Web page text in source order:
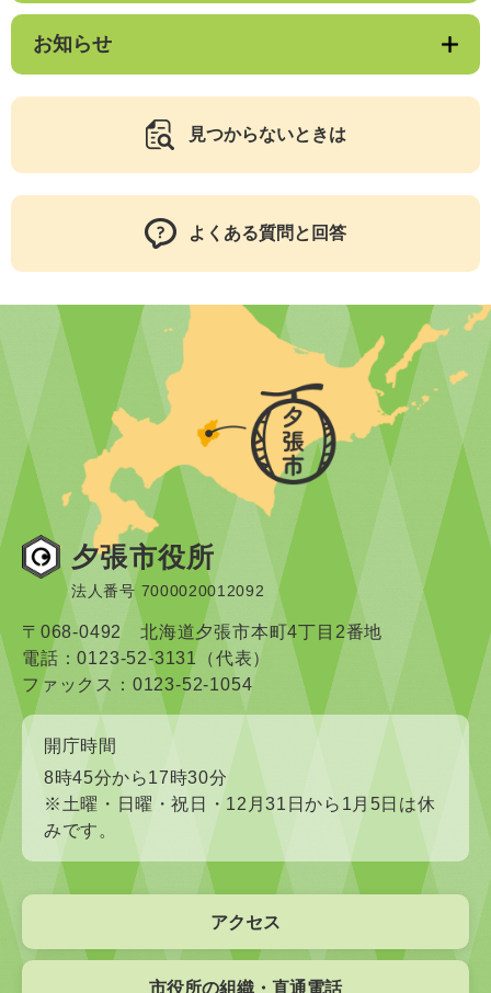
お知らせ
見つからないときは
よくある質問と回答
夕張市役所
法人番号 7000020012092
〒068-0492 北海道夕張市本町4丁目2番地
電話：0123-52-3131（代表）
ファックス：0123-52-1054
開庁時間
8時45分から17時30分
※土曜・日曜・祝日・12月31日から1月5日は休
みです。
アクセス
市役所の組織・直通電話